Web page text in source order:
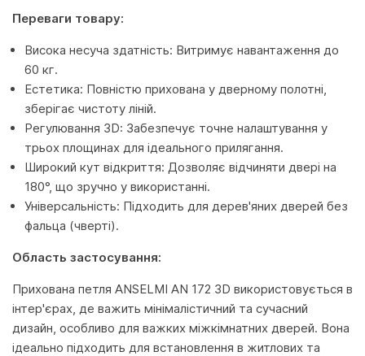
Переваги товару:
Висока несуча здатність: Витримує навантаження до
60 кг.
Естетика: Повністю прихована у дверному полотні,
зберігає чистоту ліній.
Регулювання 3D: Забезпечує точне налаштування у
трьох площинах для ідеального прилягання.
Широкий кут відкриття: Дозволяє відчиняти двері на
180°, що зручно у використанні.
Універсальність: Підходить для дерев'яних дверей без
фальца (чверті).
Область застосування:
Прихована петля ANSELMI AN 172 3D використовується в
інтер'єрах, де важить мінімалістичний та сучасний
дизайн, особливо для важких міжкімнатних дверей. Вона
ідеально підходить для встановлення в житлових та